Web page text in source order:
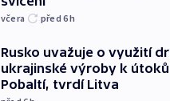
včera před 6h
Rusko uvažuje o využití
ukrajinské výroby k
Pobaltí, tvrdí Litva